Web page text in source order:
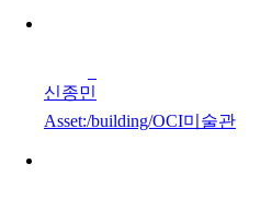
신종민
Asset:/building/OCI미술관